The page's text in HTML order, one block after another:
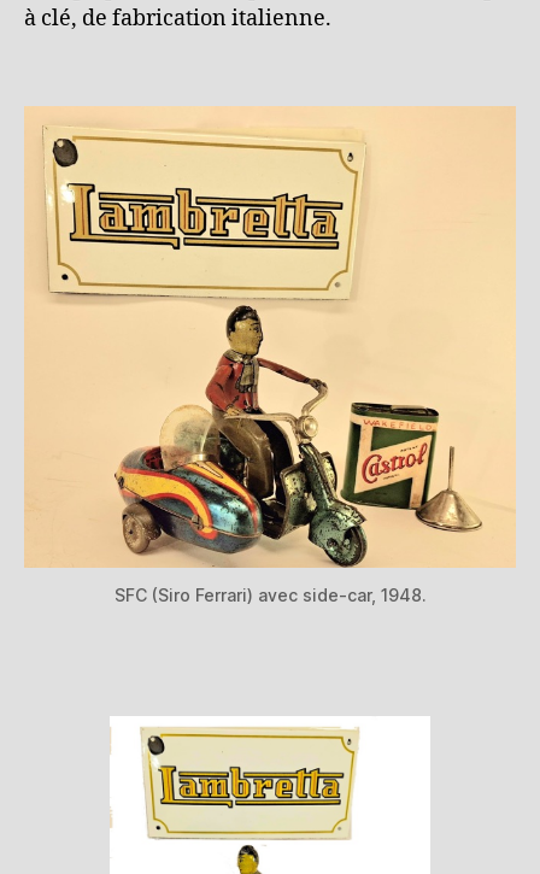
à clé, de fabrication italienne.
SFC (Siro Ferrari) avec side-car, 1948.